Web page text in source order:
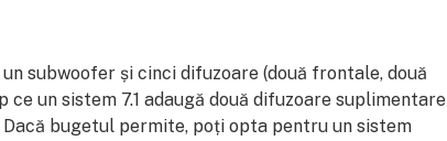
subwoofer și cinci difuzoare (două frontale, două
un sistem 7.1 adaugă două difuzoare suplimentare
bugetul permite, poți opta pentru un sistem